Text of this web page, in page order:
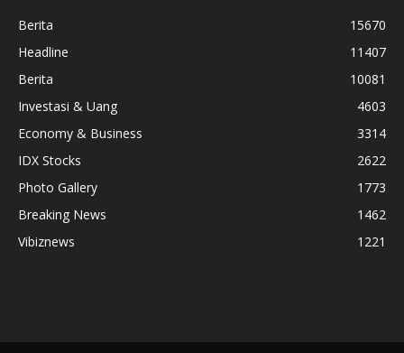
Berita
15670
Headline
11407
Berita
10081
Investasi & Uang
4603
Economy & Business
3314
IDX Stocks
2622
Photo Gallery
1773
Breaking News
1462
Vibiznews
1221